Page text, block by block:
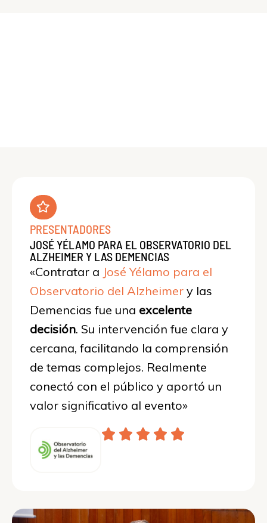
PRESENTADORES
JOSÉ YÉLAMO PARA EL OBSERVATORIO DEL
ALZHEIMER Y LAS DEMENCIAS
«Contratar a José Yélamo para el
Observatorio del Alzheimer y las
Demencias fue una excelente
decisión. Su intervención fue clara y
cercana, facilitando la comprensión
de temas complejos. Realmente
conectó con el público y aportó un
valor significativo al evento»